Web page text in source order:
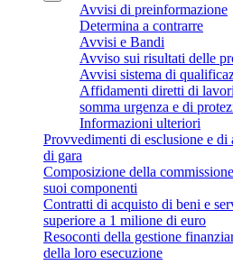
Avvisi di preinformazione
Determina a contrarre
Avvisi e Bandi
Avviso sui risultati delle
Avvisi sistema di
Affidamenti diretti di
somma urgenza e di
Informazioni ulteriori
Provvedimenti di esclusione e di
di gara
Composizione della
suoi componenti
Contratti di acquisto di beni e
superiore a 1 milione di euro
Resoconti della gestione
della loro esecuzione